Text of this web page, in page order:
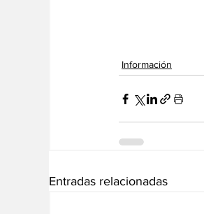
Información
Entradas relacionadas